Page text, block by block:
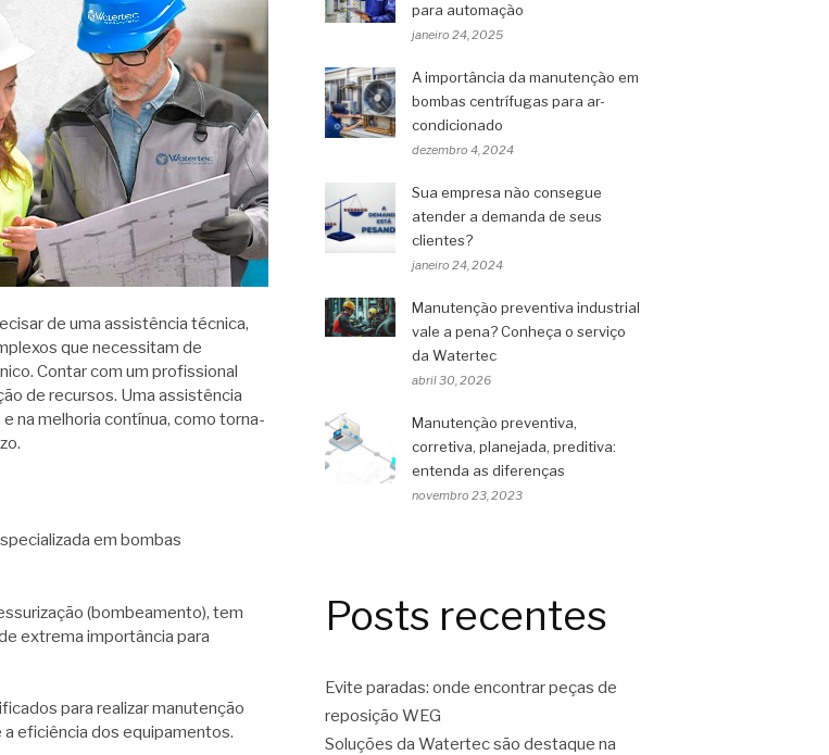
de uma assistência técnica,
que necessitam de
Contar com um profissional
de recursos. Uma assistência
na melhoria contínua, como torna-
em bombas
(bombeamento), tem
extrema importância para
para realizar manutenção
eficiência dos equipamentos.
para automação
janeiro 24, 2025
A importância da manutenção em
bombas centrífugas para ar-
condicionado
dezembro 4, 2024
Sua empresa não consegue
atender a demanda de seus
clientes?
janeiro 24, 2024
Manutenção preventiva industrial
vale a pena? Conheça o serviço
da Watertec
abril 30, 2026
Manutenção preventiva,
corretiva, planejada, preditiva:
entenda as diferenças
novembro 23, 2023
Posts recentes
Evite paradas: onde encontrar peças de
reposição WEG
Soluções da Watertec são destaque na